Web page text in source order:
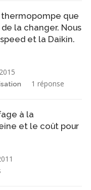
que
la changer. Nous
et la Daikin.
1 réponse
à la
et le coût pour